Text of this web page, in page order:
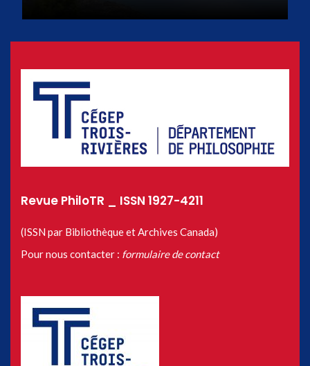
Revue PhiloTR _ ISSN 1927-4211
(ISSN par Bibliothèque et Archives Canada)
Pour nous contacter : formulaire de contact